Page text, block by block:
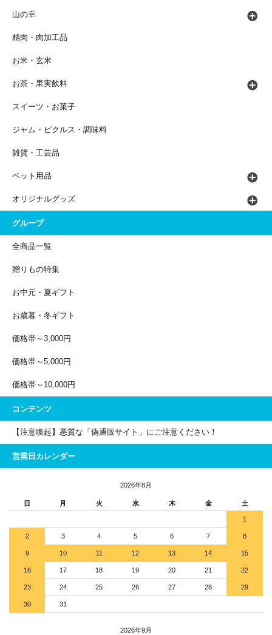
山の幸
精肉・肉加工品
お米・玄米
お茶・果実飲料
スイーツ・お菓子
ジャム・ピクルス・調味料
雑貨・工芸品
ペット用品
オリジナルグッズ
グループ
全商品一覧
贈りもの特集
お中元・夏ギフト
お歳暮・冬ギフト
価格帯～3,000円
価格帯～5,000円
価格帯～10,000円
コンテンツ
【注意喚起】悪質な「偽通販サイト」にご注意ください！
営業日カレンダー
2026年8月
日 月 火 水 木 金 土
1
2 3 4 5 6 7 8
9 10 11 12 13 14 15
16 17 18 19 20 21 22
23 24 25 26 27 28 29
30 31
2026年9月